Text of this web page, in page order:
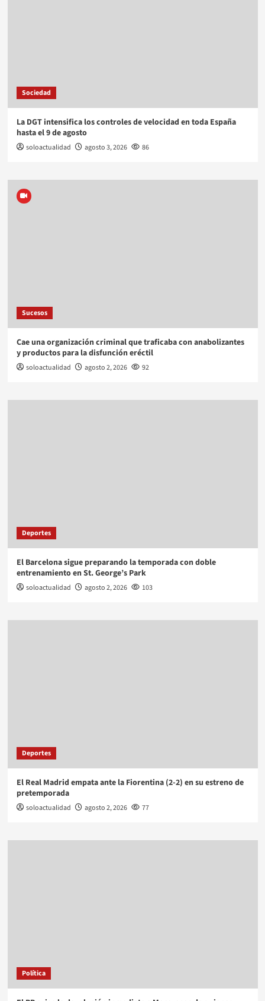
Sociedad
La DGT intensifica los controles de velocidad en toda España
hasta el 9 de agosto
soloactualidad agosto 3, 2026 86
Sucesos
Cae una organización criminal que traficaba con anabolizantes
y productos para la disfunción eréctil
soloactualidad agosto 2, 2026 92
Deportes
El Barcelona sigue preparando la temporada con doble
entrenamiento en St. George’s Park
soloactualidad agosto 2, 2026 103
Deportes
El Real Madrid empata ante la Fiorentina (2-2) en su estreno de
pretemporada
soloactualidad agosto 2, 2026 77
Política